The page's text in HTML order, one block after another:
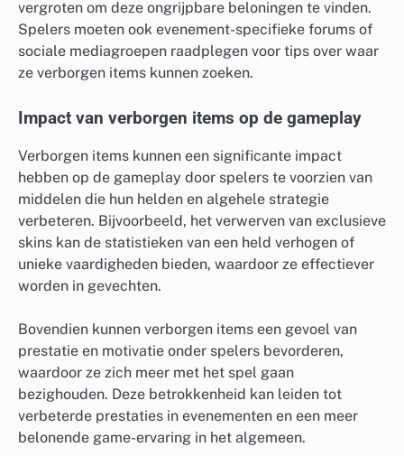
vergroten om deze ongrijpbare beloningen te vinden.
Spelers moeten ook evenement-specifieke forums of
sociale mediagroepen raadplegen voor tips over waar
ze verborgen items kunnen zoeken.
Impact van verborgen items op de gameplay
Verborgen items kunnen een significante impact
hebben op de gameplay door spelers te voorzien van
middelen die hun helden en algehele strategie
verbeteren. Bijvoorbeeld, het verwerven van exclusieve
skins kan de statistieken van een held verhogen of
unieke vaardigheden bieden, waardoor ze effectiever
worden in gevechten.
Bovendien kunnen verborgen items een gevoel van
prestatie en motivatie onder spelers bevorderen,
waardoor ze zich meer met het spel gaan
bezighouden. Deze betrokkenheid kan leiden tot
verbeterde prestaties in evenementen en een meer
belonende game-ervaring in het algemeen.